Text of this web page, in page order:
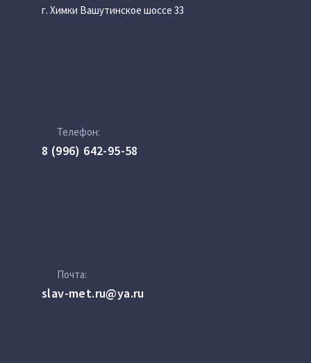
г. Химки Вашутинское шоссе 33
Телефон:
8 (996) 642-95-58
Почта:
slav-met.ru@ya.ru